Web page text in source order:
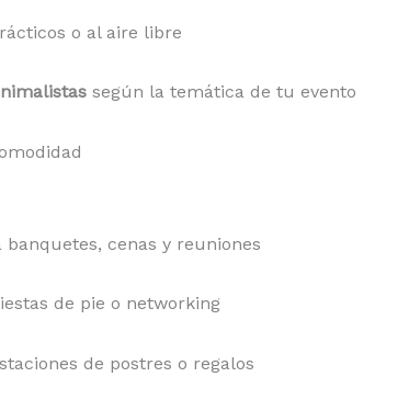
o al aire libre
según la temática de tu evento
banquetes, cenas y reuniones
de pie o networking
de postres o regalos